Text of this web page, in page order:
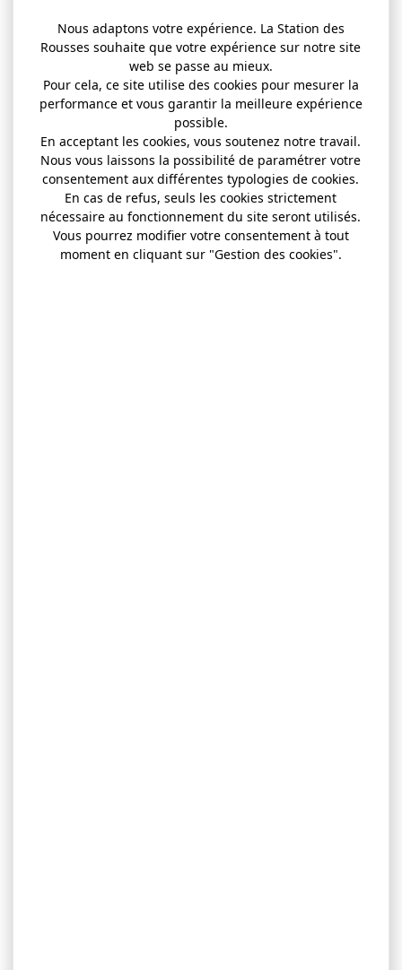
Nous adaptons votre expérience. La Station des
Rousses souhaite que votre expérience sur notre site
web se passe au mieux.
Pour cela, ce site utilise des cookies pour mesurer la
performance et vous garantir la meilleure expérience
possible.
En acceptant les cookies, vous soutenez notre travail.
Nous vous laissons la possibilité de paramétrer votre
consentement aux différentes typologies de cookies.
En cas de refus, seuls les cookies strictement
nécessaire au fonctionnement du site seront utilisés.
Vous pourrez modifier votre consentement à tout
moment en cliquant sur "Gestion des cookies".